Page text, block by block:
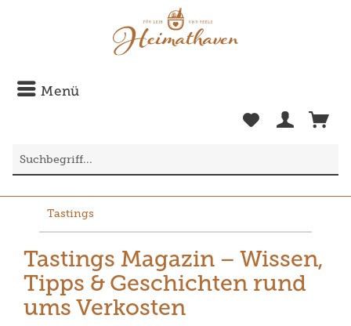
Menü
Tastings
Tastings Magazin – Wissen,
Tipps & Geschichten rund
ums Verkosten